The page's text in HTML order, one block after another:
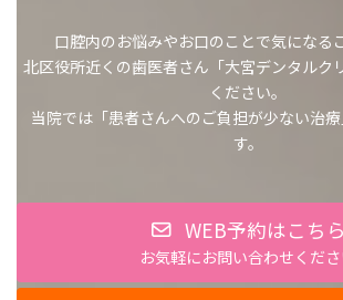
口腔内のお悩みやお口のことで気になる
北区役所近くの歯医者さん「大宮デンタルク
ください。
当院では「患者さんへのご負担が少ない治
す。
WEB予約はこちら
お気軽にお問い合わせくだ